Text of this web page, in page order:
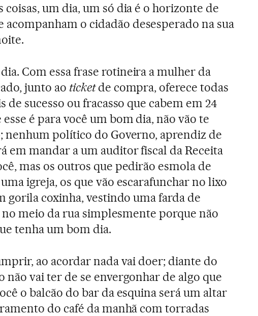
coisas, um dia, um só dia é o horizonte de
acompanham o cidadão desesperado na sua
Com essa frase rotineira a mulher da
junto ao ticketde compra, oferece todas
de sucesso ou fracasso que cabem em 24
é para você um bom dia, não vão te
político do Governo, aprendiz de
em mandar a um auditor fiscal da Receita
mas os outros que pedirão esmola de
igreja, os que vão escarafunchar no lixo
gorila coxinha, vestindo uma farda de
meio da rua simplesmente porque não
tenha um bom dia.
ao acordar nada vai doer; diante do
não vai ter de se envergonhar de algo que
o balcão do bar da esquina será um altar
do café da manhã com torradas